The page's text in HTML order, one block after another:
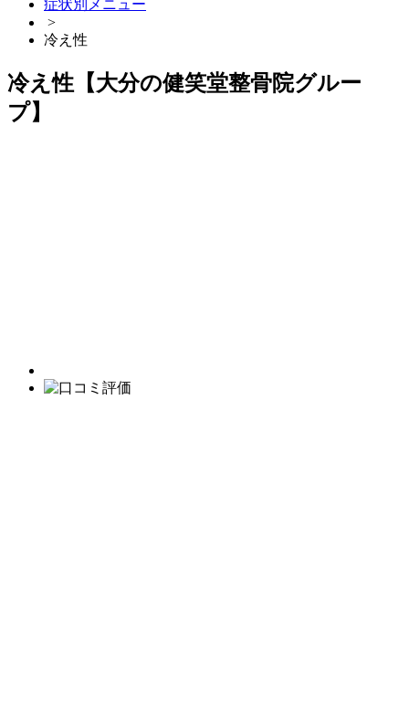
症状別メニュー
>
冷え性
冷え性【大分の健笑堂整骨院グルー
プ】